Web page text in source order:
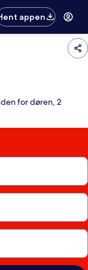
appen
for døren, 2